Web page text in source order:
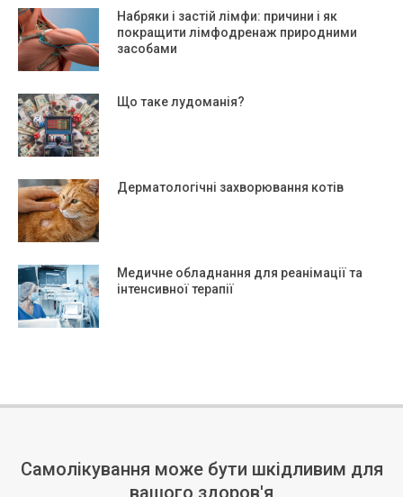
Набряки і застій лімфи: причини і як
покращити лімфодренаж природними
засобами
Що таке лудоманія?
Дерматологічні захворювання котів
Медичне обладнання для реанімації та
інтенсивної терапії
Самолікування може бути шкідливим для
вашого здоров'я